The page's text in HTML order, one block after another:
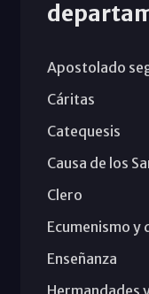
Apostolado
Cáritas
Catequesis
Causa de los
Clero
Ecumenismo
Enseñanza